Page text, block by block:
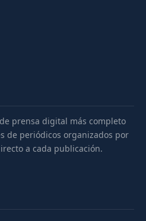
prensa digital más completo
de periódicos organizados por
a cada publicación.